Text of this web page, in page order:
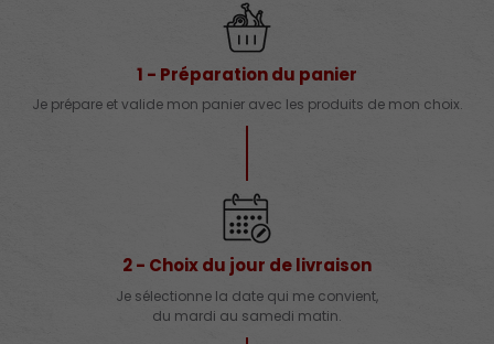
1 - Préparation du panier
Je prépare et valide mon panier avec les produits de mon choix.
2 - Choix du jour de livraison
Je sélectionne la date qui me convient,
du mardi au samedi matin.